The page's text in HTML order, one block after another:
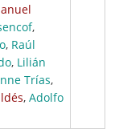
,
, Raúl
, Lilián
Trías,
, Adolfo